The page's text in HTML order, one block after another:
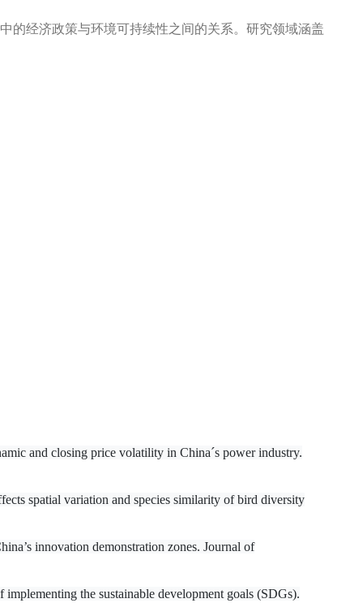
的经济政策与环境可持续性之间的关系。研究领域涵盖
and closing price volatility in China´s power industry.
spatial variation and species similarity of bird diversity
innovation demonstration zones. Journal of
the sustainable development goals (SDGs).